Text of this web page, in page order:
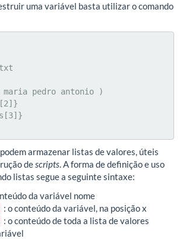
uma variável basta utilizar o comando
maria pedro antonio )
armazenar listas de valores, úteis
descripts. A forma de definição e uso
listas segue a seguinte sintaxe:
da variável nome
: o conteúdo da variável, na posição x
: o conteúdo de toda a lista de valores